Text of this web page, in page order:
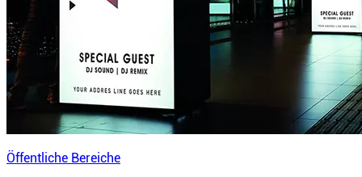
Öffentliche Bereiche